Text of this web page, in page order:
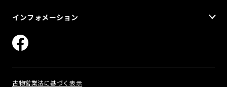
インフォメーション
古物営業法に基づく表示